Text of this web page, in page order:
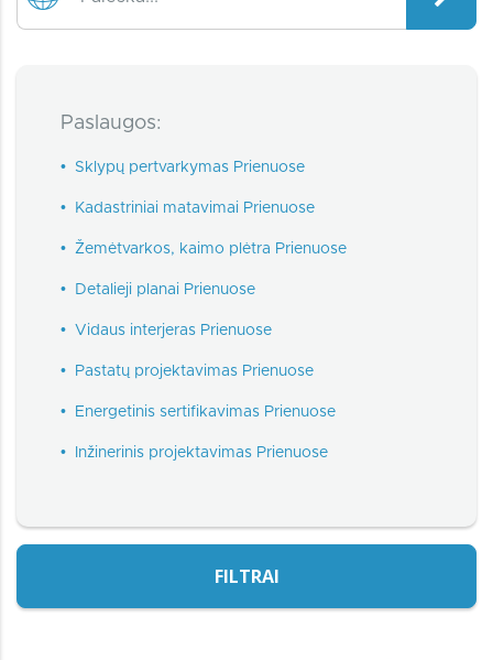
Paslaugos:
• Sklypų pertvarkymas Prienuose
• Kadastriniai matavimai Prienuose
• Žemėtvarkos, kaimo plėtra Prienuose
• Detalieji planai Prienuose
• Vidaus interjeras Prienuose
• Pastatų projektavimas Prienuose
• Energetinis sertifikavimas Prienuose
• Inžinerinis projektavimas Prienuose
FILTRAI